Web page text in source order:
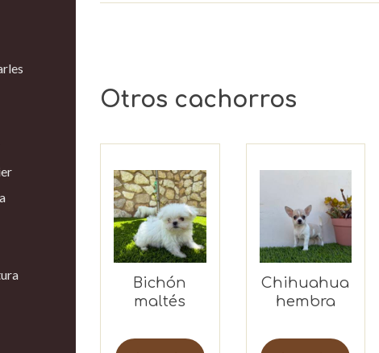
Otros cachorros
Bichón
maltés
macho
Chihuahua
hembra